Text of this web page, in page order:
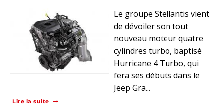
Le groupe Stellantis vient
de dévoiler son tout
nouveau moteur quatre
cylindres turbo, baptisé
Hurricane 4 Turbo, qui
fera ses débuts dans le
Jeep Gra...
Lire la suite